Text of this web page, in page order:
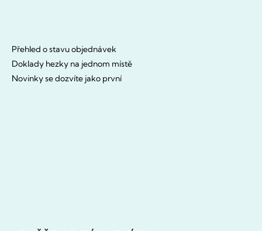
Přehled o stavu objednávek
Doklady hezky na jednom místě
Novinky se dozvíte jako první